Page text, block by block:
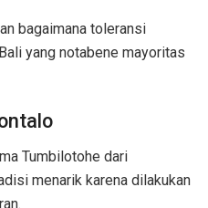
bagaimana toleransi
yang notabene mayoritas
Tumbilotohe dari
menarik karena dilakukan